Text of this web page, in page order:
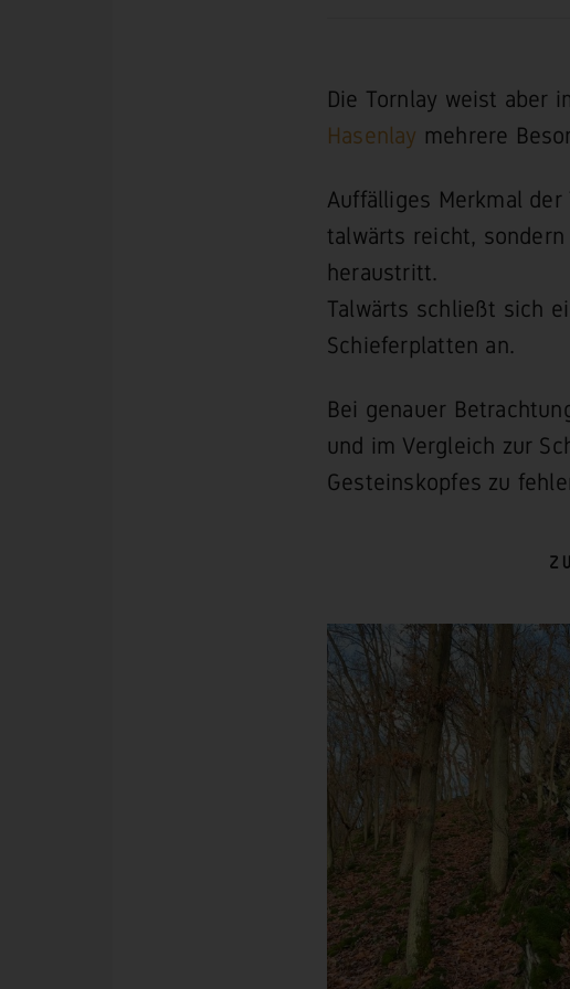
Die Tornlay weist aber
Hasenlay mehrere
Auffälliges Merkmal
talwärts reicht,
heraustritt.
Talwärts schließt sich
Schieferplatten an.
Bei genauer
und im Vergleich zur
Gesteinskopfes zu